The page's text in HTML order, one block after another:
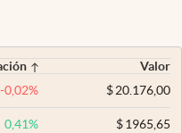
Valor
-0,02% $20.176,00
0,41% $1965,65